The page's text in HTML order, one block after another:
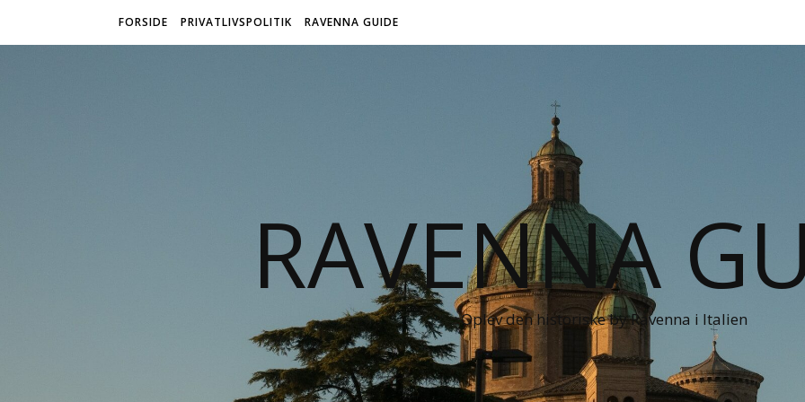
FORSIDE PRIVATLIVSPOLITIK RAVENNA GUIDE
RAVENNA
Oplev den historiske by Ravenna i Italien